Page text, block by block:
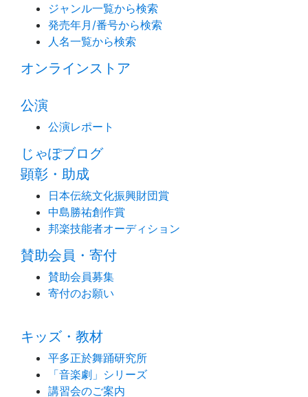
ジャンル一覧から検索
発売年月/番号から検索
人名一覧から検索
オンラインストア
公演
公演レポート
じゃぽブログ
顕彰・助成
日本伝統文化振興財団賞
中島勝祐創作賞
邦楽技能者オーディション
賛助会員・寄付
賛助会員募集
寄付のお願い
キッズ・教材
平多正於舞踊研究所
「音楽劇」シリーズ
講習会のご案内